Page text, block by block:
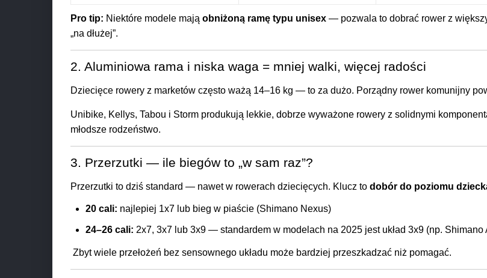
Pro tip: Niektóre modele mają obniżoną ramę typu unisex — pozwala to dobrać rower z
„na dłużej”.
2. Aluminiowa rama i niska waga = mniej walki, więcej radości
Dziecięce rowery z marketów często ważą 14–16 kg — to za dużo. Porządny rower komunijny
Unibike, Kellys, Tabou i Storm produkują lekkie, dobrze wyważone rowery z solidnymi
młodsze rodzeństwo.
3. Przerzutki — ile biegów to „w sam raz”?
Przerzutki to dziś standard — nawet w rowerach dziecięcych. Klucz to dobór do poziomu
20 cali: najlepiej 1x7 lub bieg w piaście (Shimano Nexus)
24–26 cali: 2x7, 3x7 lub 3x9 — standardem w modelach na 2025 jest układ 3x9 (np. Shimano
Zbyt wiele przełożeń bez sensownego układu może bardziej przeszkadzać niż pomagać.